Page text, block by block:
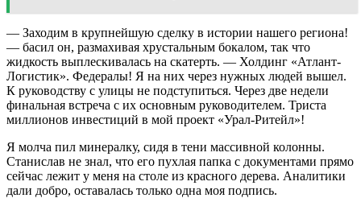
— Заходим в крупнейшую сделку в истории нашего региона!
— басил он, размахивая хрустальным бокалом, так что
жидкость выплескивалась на скатерть. — Холдинг «Атлант-
Логистик». Федералы! Я на них через нужных людей вышел.
К руководству с улицы не подступиться. Через две недели
финальная встреча с их основным руководителем. Триста
миллионов инвестиций в мой проект «Урал-Ритейл»!
Я молча пил минералку, сидя в тени массивной колонны.
Станислав не знал, что его пухлая папка с документами прямо
сейчас лежит у меня на столе из красного дерева. Аналитики
дали добро, оставалась только одна моя подпись.